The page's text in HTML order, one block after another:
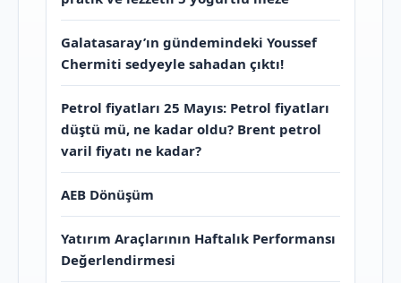
Galatasaray’ın gündemindeki Youssef
Chermiti sedyeyle sahadan çıktı!
Petrol fiyatları 25 Mayıs: Petrol fiyatları
düştü mü, ne kadar oldu? Brent petrol
varil fiyatı ne kadar?
AEB Dönüşüm
Yatırım Araçlarının Haftalık Performansı
Değerlendirmesi